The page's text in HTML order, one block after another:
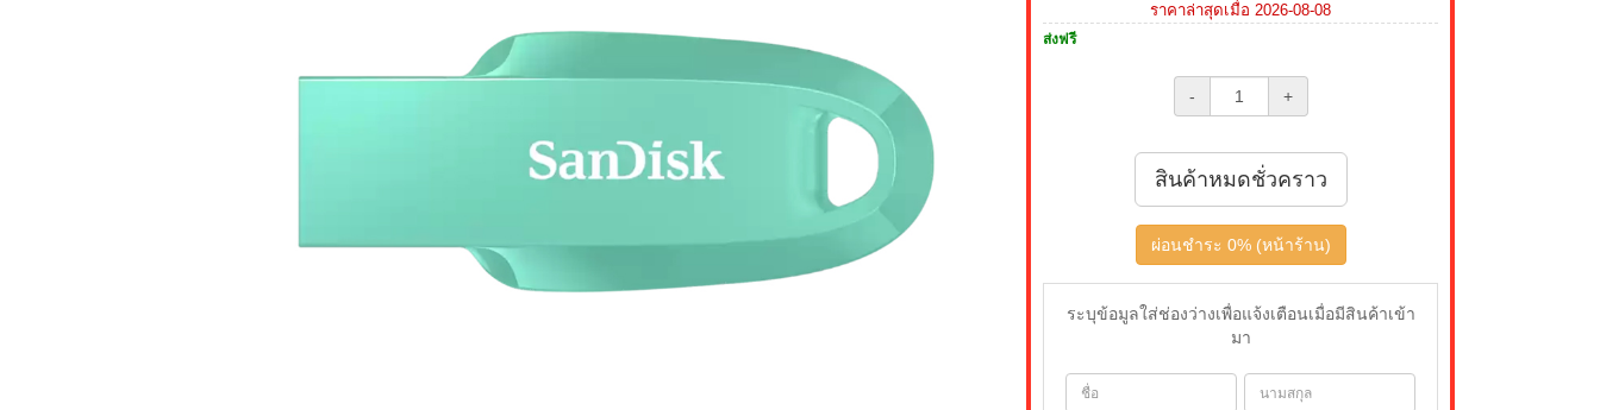
ราคาล่าสุดเมื่อ 2026-08-08
ส่งฟรี
- +
สินค้าหมดชั่วคราว
ผ่อนชำระ 0% (หน้าร้าน)
ระบุข้อมูลใส่ช่องว่างเพื่อแจ้งเตือนเมื่อมีสินค้าเข้า
มา